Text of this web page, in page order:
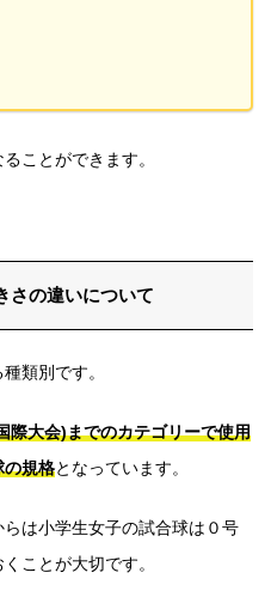
ことができます。
さの違いについて
類別です。
際大会)までのカテゴリーで使用
の規格となっています。
は小学生女子の試合球は０号
ことが大切です。